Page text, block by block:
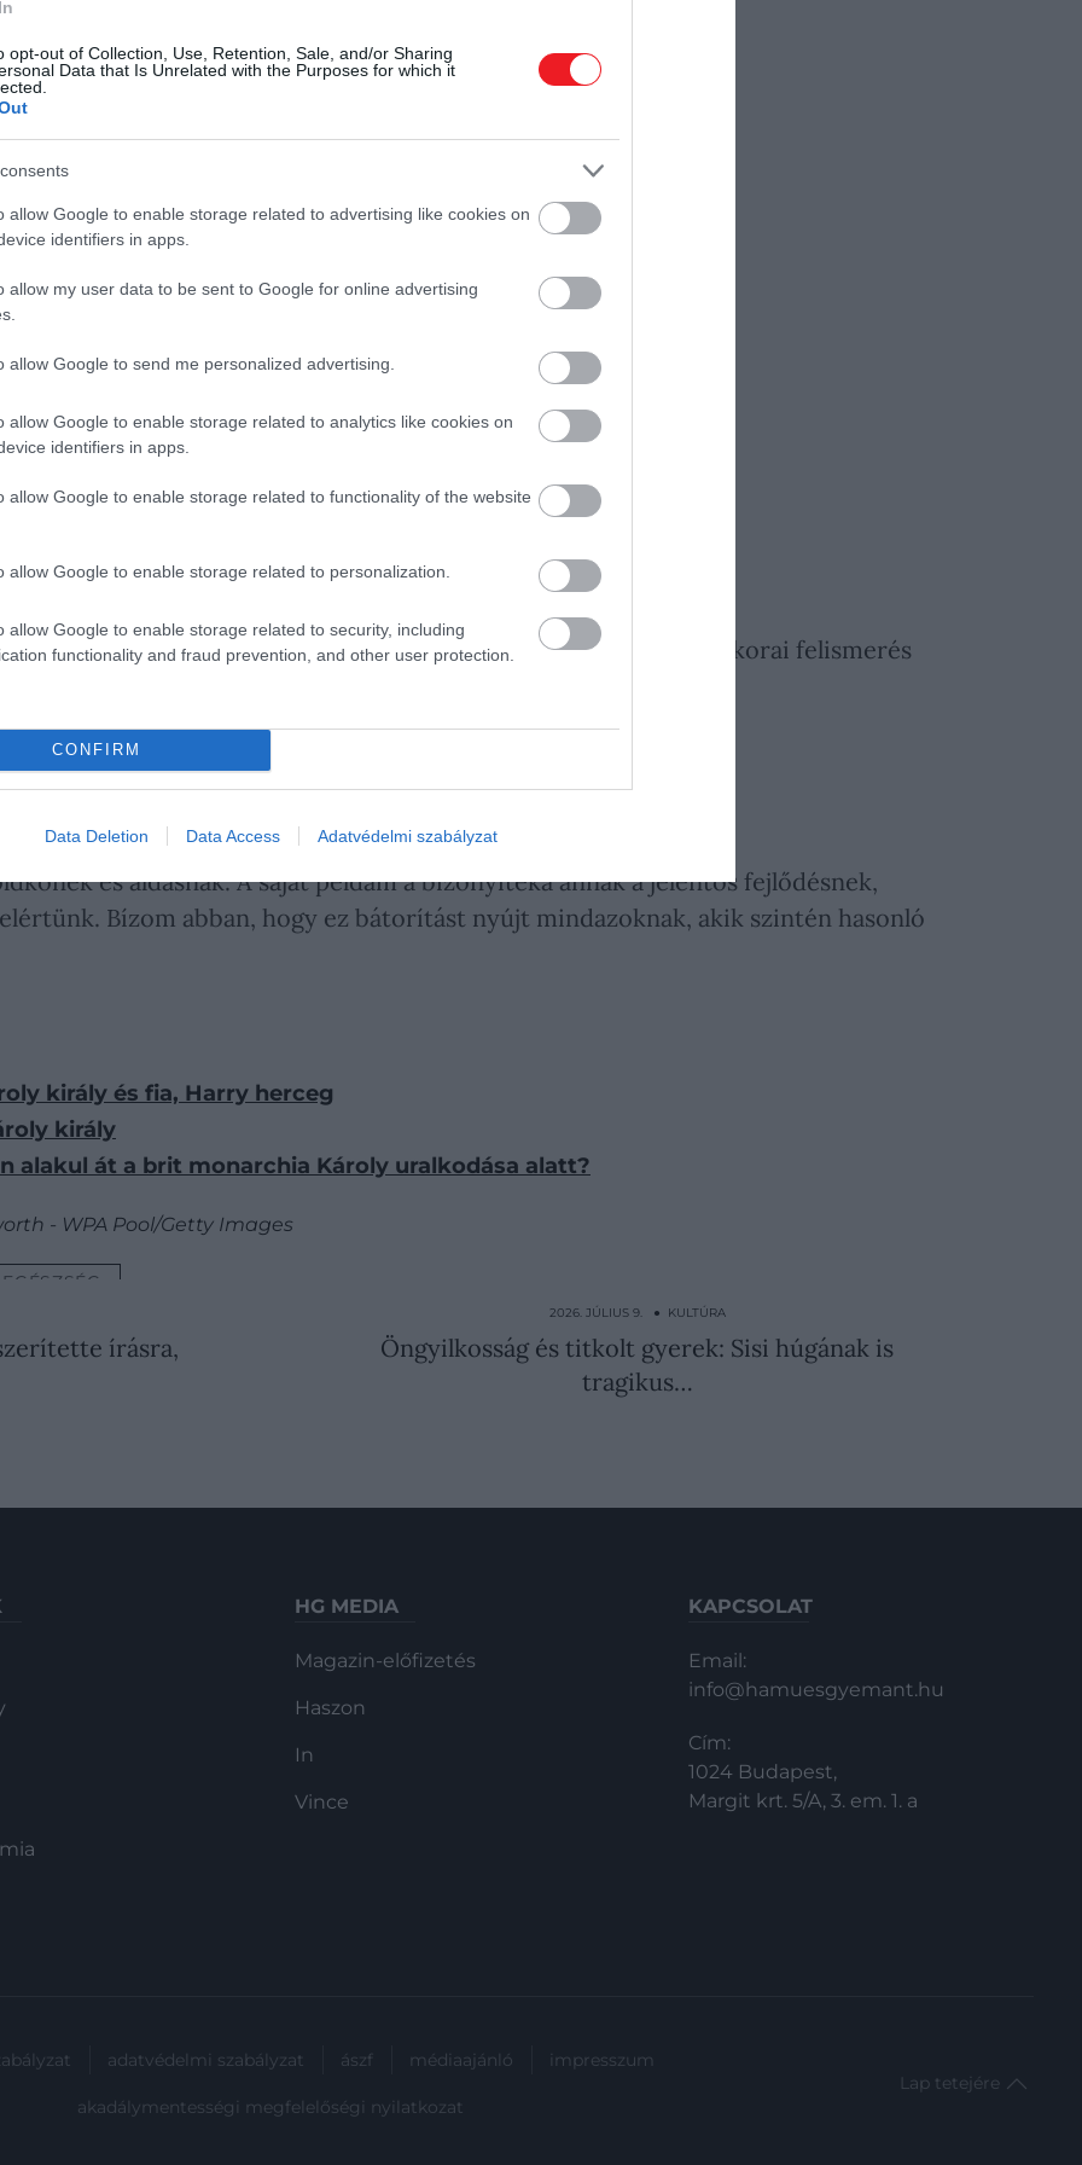
opt-out of Collection, Use, Retention, Sale, and/or Sharing
Data that Is Unrelated with the Purposes for which it
allow Google to enable storage related to advertising like cookies on
identifiers in apps.
allow my user data to be sent to Google for online advertising
allow Google to send me personalized advertising.
allow Google to enable storage related to analytics like cookies on
identifiers in apps.
allow Google to enable storage related to functionality of the website
allow Google to enable storage related to personalization.
allow Google to enable storage related to security, including
functionality and fraud prevention, and other user protection.
CONFIRM
Data Deletion Data Access Adatvédelmi szabályzat
A bejegyzés megtekintése az Instagramon
a rákdiagnózis sokként érhet. Ugyanakkor azt is tudom, hogy a korai felismerés
időt, az érintetteknek pedig reményt adhat
Hozzátette:
és áldásnak. A saját példám a bizonyítéka annak a jelentős fejlődésnek,
Bízom abban, hogy ez bátorítást nyújt mindazoknak, akik szintén hasonló
király és fia, Harry herceg
király
alakul át a brit monarchia Károly uralkodása alatt?
- WPA Pool/Getty Images
EGÉSZSÉG
írásra,
2026. JÚLIUS 9. ● KULTÚRA
Öngyilkosság és titkolt gyerek: Sisi húgának is
tragikus…
HG MEDIA
Magazin-előfizetés
Haszon
In
Vince
KAPCSOLAT
Email:
info@hamuesgyemant.hu
Cím:
1024 Budapest,
Margit krt. 5/A, 3. em. 1. a
adatvédelmi szabályzat ászf médiaajánló impresszum
akadálymentességi megfelelőségi nyilatkozat
Lap tetejére